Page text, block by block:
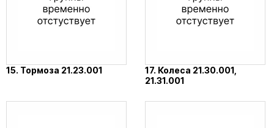
15. Тормоза 21.23.001
17. Колеса 21.30.001,
21.31.001